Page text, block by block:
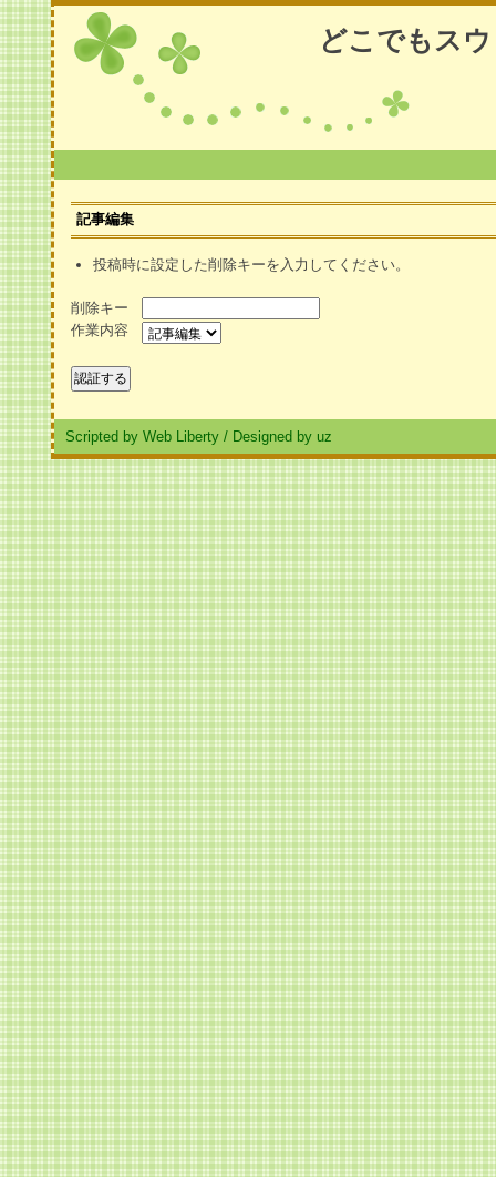
どこでもス
記事編集
投稿時に設定した削除キーを入力してください。
削除キー
作業内容
Scripted by Web Liberty / Designed by uz